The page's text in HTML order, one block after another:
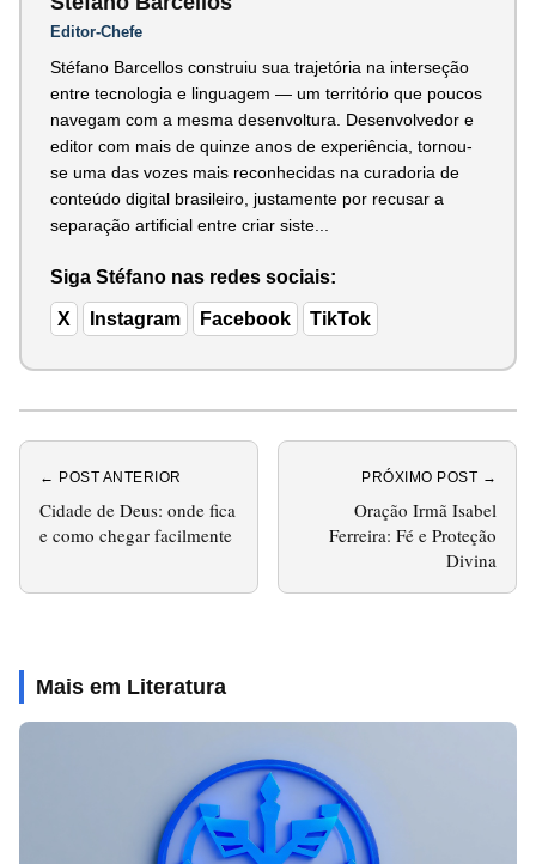
Editor-Chefe
Stéfano Barcellos construiu sua trajetória na interseção
entre tecnologia e linguagem — um território que poucos
navegam com a mesma desenvoltura. Desenvolvedor e
editor com mais de quinze anos de experiência, tornou-
se uma das vozes mais reconhecidas na curadoria de
conteúdo digital brasileiro, justamente por recusar a
separação artificial entre criar siste...
Siga Stéfano nas redes sociais:
X Instagram Facebook TikTok
← POST ANTERIOR
Cidade de Deus: onde fica
e como chegar facilmente
PRÓXIMO POST →
Oração Irmã Isabel
Ferreira: Fé e Proteção
Divina
Mais em Literatura